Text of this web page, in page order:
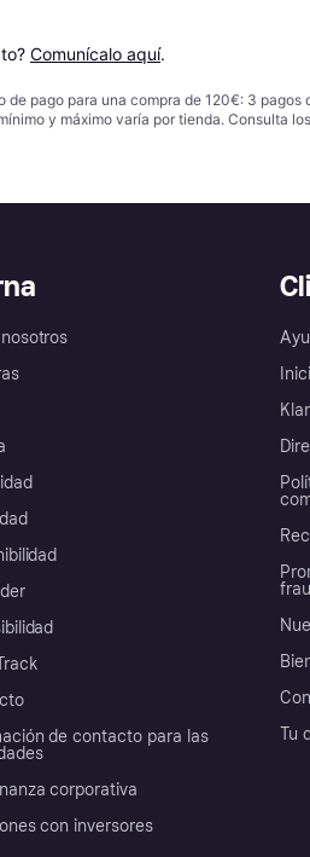
Comunícalo aquí.
pago para una compra de 120€: 3
y máximo varía por tienda. Consulta
de contacto para las
corporativa
con inversores
Tu